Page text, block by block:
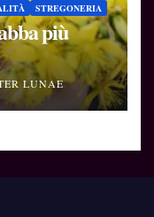
STREGONERIA
più
LUNAE